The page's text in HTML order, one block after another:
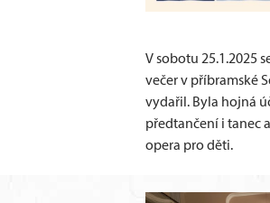
V sobotu 25.1.2025
večer v příbramské
vydařil. Byla hojná
předtančení i tanec
opera pro děti.